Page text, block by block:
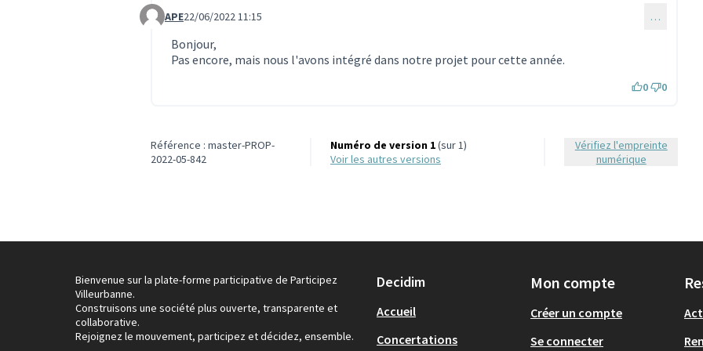
Commentaire 1862 (réponse au commentaire 1860)
APE22/06/2022 11:15 …
Bonjour,
Pas encore, mais nous l'avons intégré dans notre projet pour cette année.
0 0
Référence : master-PROP-
2022-05-842
Numéro de version 1(sur 1)
voir les autres versions
Vérifiez l'empreinte
numérique
Bienvenue sur la plate-forme participative de Participez
Villeurbanne.
Construisons une société plus ouverte, transparente et
collaborative.
Rejoignez le mouvement, participez et décidez, ensemble.
Decidim
Accueil
Concertations
Mon compte
Créer un compte
Se connecter